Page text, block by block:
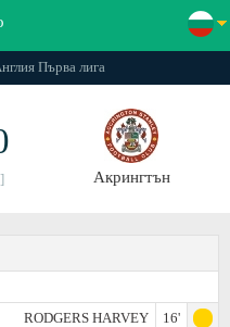
Първа лига
Акрингтън
RODGERS HARVEY
16'